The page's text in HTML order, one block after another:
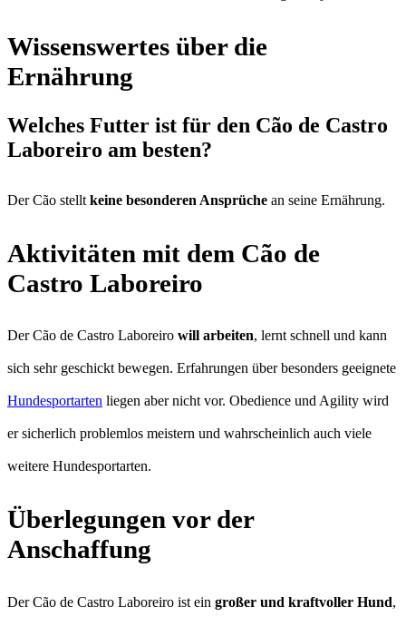
Wissenswertes über die
Ernährung
Welches Futter ist für den Cão de Castro
Laboreiro am besten?
Der Cão stellt keine besonderen Ansprüche an seine Ernährung.
Aktivitäten mit dem Cão de
Castro Laboreiro
Der Cão de Castro Laboreiro will arbeiten, lernt schnell und kann
sich sehr geschickt bewegen. Erfahrungen über besonders geeignete
Hundesportarten liegen aber nicht vor. Obedience und Agility wird
er sicherlich problemlos meistern und wahrscheinlich auch viele
weitere Hundesportarten.
Überlegungen vor der
Anschaffung
Der Cão de Castro Laboreiro ist ein großer und kraftvoller Hund,